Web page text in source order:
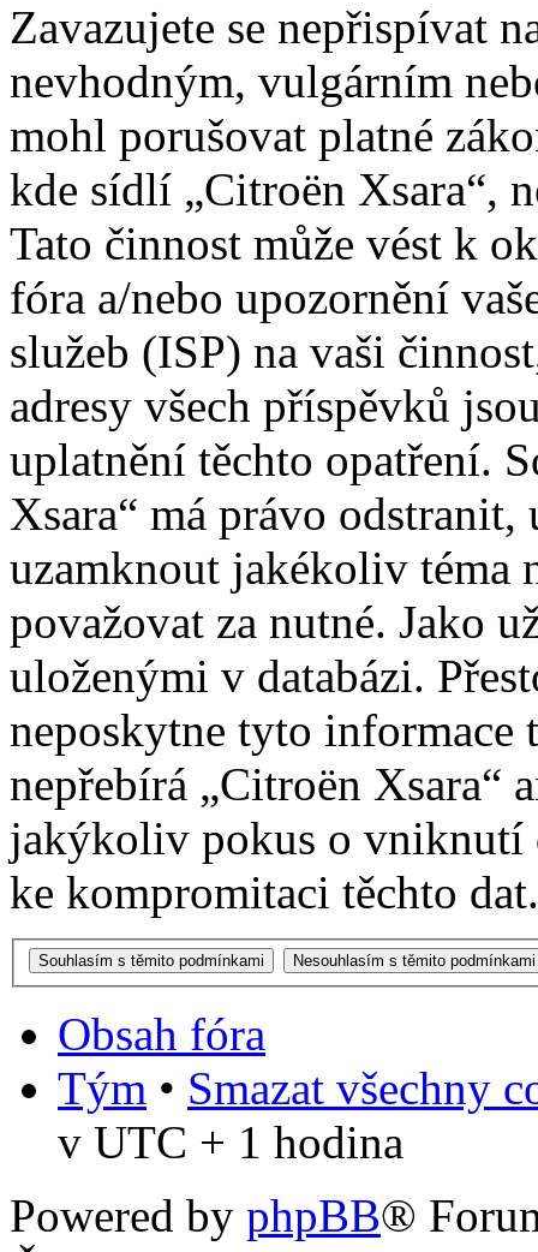
Zavazujete se nepřispívat
nevhodným, vulgárním
mohl porušovat platné
kde sídlí „Citroën Xsara“,
Tato činnost může vést k
fóra a/nebo upozornění
služeb (ISP) na vaši
adresy všech příspěvků
uplatnění těchto opatření.
Xsara“ má právo
uzamknout jakékoliv téma
považovat za nutné. Jako
uloženými v databázi.
neposkytne tyto informace
nepřebírá „Citroën Xsara“
jakýkoliv pokus o vniknutí
ke kompromitaci těchto dat.
Obsah fóra
Tým • Smazat všechny
v UTC + 1 hodina
Powered by phpBB®